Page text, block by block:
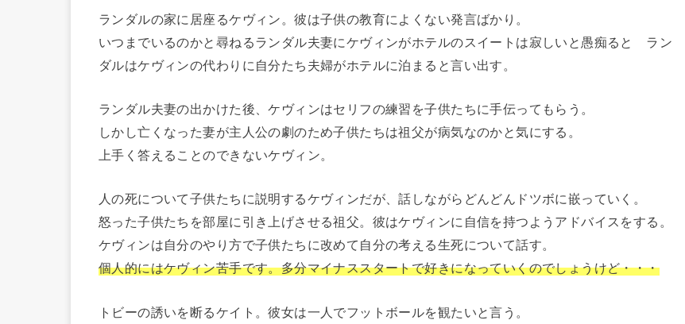
ランダルの家に居座るケヴィン。彼は子供の教育によくない発言ばかり。
いつまでいるのかと尋ねるランダル夫妻にケヴィンがホテルのスイートは寂しいと愚痴ると ラン
ダルはケヴィンの代わりに自分たち夫婦がホテルに泊まると言い出す。
ランダル夫妻の出かけた後、ケヴィンはセリフの練習を子供たちに手伝ってもらう。
しかし亡くなった妻が主人公の劇のため子供たちは祖父が病気なのかと気にする。
上手く答えることのできないケヴィン。
人の死について子供たちに説明するケヴィンだが、話しながらどんどんドツボに嵌っていく。
怒った子供たちを部屋に引き上げさせる祖父。彼はケヴィンに自信を持つようアドバイスをする。
ケヴィンは自分のやり方で子供たちに改めて自分の考える生死について話す。
個人的にはケヴィン苦手です。多分マイナススタートで好きになっていくのでしょうけど・・・
トビーの誘いを断るケイト。彼女は一人でフットボールを観たいと言う。